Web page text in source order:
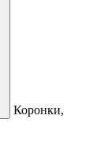
Коронки,